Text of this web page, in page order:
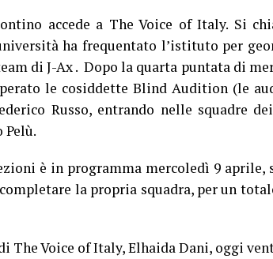
accede a The Voice of Italy. Si
ha frequentato l’istituto per
di J-Ax . Dopo la quarta puntata di
le cosiddette Blind Audition (le
Russo, entrando nelle squadre
Pelù.
è in programma mercoledì 9 aprile,
la propria squadra, per un
Voice of Italy, Elhaida Dani, oggi